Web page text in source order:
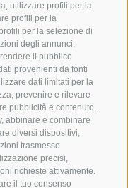
utilizzare profili per la
profili per la
per la selezione di
degli annunci,
il pubblico
provenienti da fonti
dati limitati per la
prevenire e rilevare
pubblicità e contenuto,
abbinare e combinare
diversi dispositivi,
trasmesse
precisi,
richieste attivamente.
il tuo consenso
offerte